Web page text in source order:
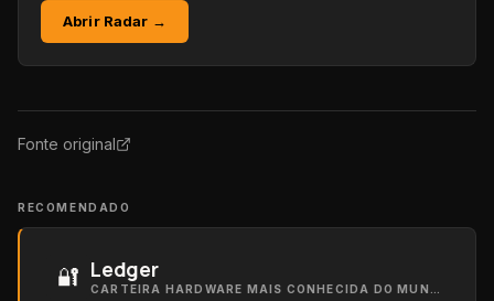
Abrir Radar →
Fonte original
RECOMENDADO
🔐 Ledger